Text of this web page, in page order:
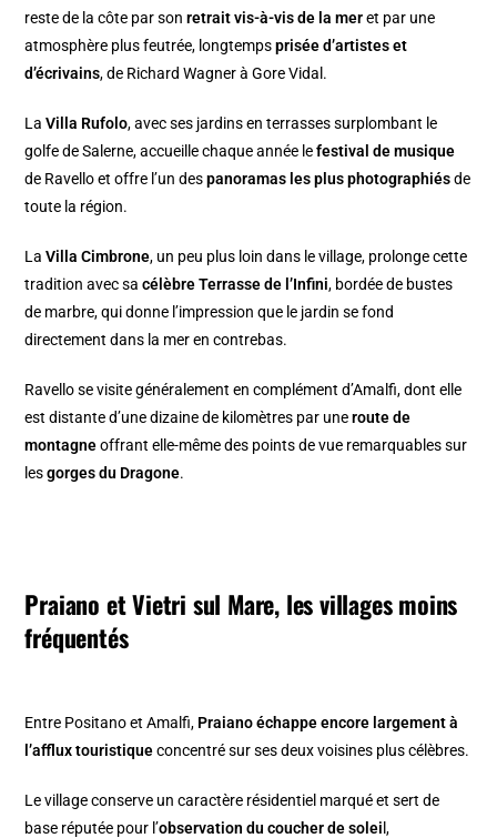
reste de la côte par sonretrait vis-à-vis de la meret par une
atmosphère plus feutrée, longtempsprisée d’artistes et
d’écrivains, de Richard Wagner à Gore Vidal.
LaVilla Rufolo, avec ses jardins en terrasses surplombant le
golfe de Salerne, accueille chaque année lefestival de musique
de Ravello et offre l’un despanoramas les plus photographiésde
toute la région.
LaVilla Cimbrone, un peu plus loin dans le village, prolonge cette
tradition avec sacélèbre Terrasse de l’Infini, bordée de bustes
de marbre, qui donne l’impression que le jardin se fond
directement dans la mer en contrebas.
Ravello se visite généralement en complément d’Amalfi, dont elle
est distante d’une dizaine de kilomètres par uneroute de
montagneoffrant elle-même des points de vue remarquables sur
lesgorges du Dragone.
Praiano et Vietri sul Mare, les villages moins
fréquentés
Entre Positano et Amalfi, Praiano échappe encore largement à
l’afflux touristiqueconcentré sur ses deux voisines plus célèbres.
Le village conserve un caractère résidentiel marqué et sert de
base réputée pour l’observation du coucher de solei l,